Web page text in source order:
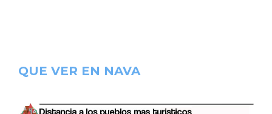
QUE VER EN NAVA